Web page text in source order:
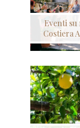
Eventi su
Costiera